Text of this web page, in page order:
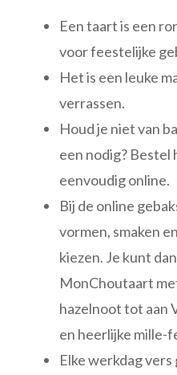
Een taart is een
voor feestelijke
Het is een leuke
verrassen.
Houd je niet van
een nodig? Bestel
eenvoudig online.
Bij de online
vormen, smaken
kiezen. Je kunt
MonChoutaart
hazelnoot tot aan
en heerlijke mille-
Elke werkdag